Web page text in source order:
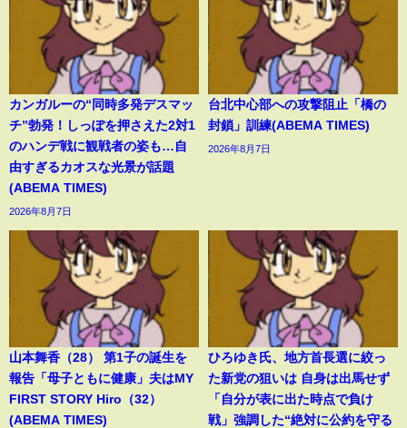
カンガルーの“同時多発デスマッ
チ”勃発！しっぽを押さえた2対1
のハンデ戦に観戦者の姿も…自
由すぎるカオスな光景が話題
(ABEMA TIMES)
2026年8月7日
台北中心部への攻撃阻止「橋の
封鎖」訓練(ABEMA TIMES)
2026年8月7日
山本舞香（28） 第1子の誕生を
報告「母子ともに健康」夫はMY
FIRST STORY Hiro（32）
(ABEMA TIMES)
ひろゆき氏、地方首長選に絞っ
た新党の狙いは 自身は出馬せず
「自分が表に出た時点で負け
戦」強調した“絶対に公約を守る